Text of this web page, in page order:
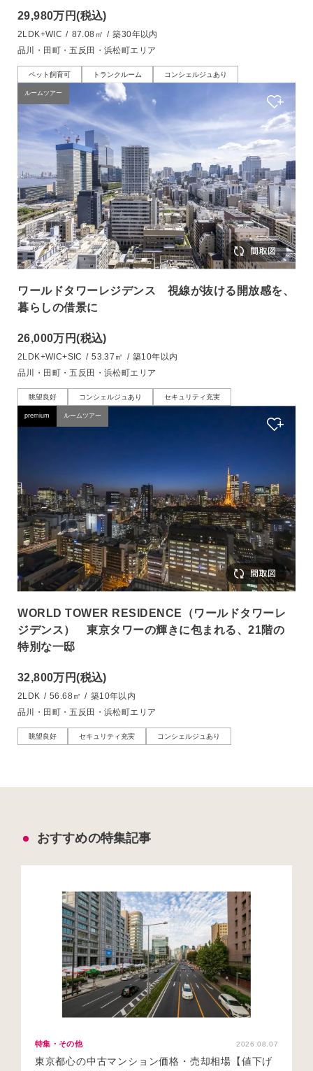
29,980万円(税込)
2LDK+WIC / 87.08㎡ / 築30年以内
品川・田町・五反田・浜松町エリア
ペット飼育可 トランクルーム コンシェルジュあり
ルームツアー
ワールドタワーレジデンス 視線が抜ける開放感を、
暮らしの借景に
26,000万円(税込)
2LDK+WIC+SIC / 53.37㎡ / 築10年以内
品川・田町・五反田・浜松町エリア
眺望良好 コンシェルジュあり セキュリティ充実
premium ルームツアー
WORLD TOWER RESIDENCE（ワールドタワーレ
ジデンス） 東京タワーの輝きに包まれる、21階の
特別な一邸
32,800万円(税込)
2LDK / 56.68㎡ / 築10年以内
品川・田町・五反田・浜松町エリア
眺望良好 セキュリティ充実 コンシェルジュあり
おすすめの特集記事
特集・その他 2026.08.07
東京都心の中古マンション価格・売却相場【値下げ